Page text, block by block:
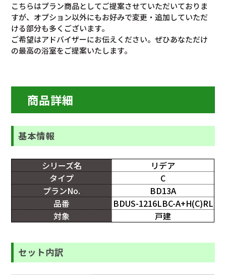
こちらはプラン商品としてご提案させていただいておりま
すが、オプション以外にもお好みで変更・追加していただ
ける部分も多くございます。
ご希望はアドバイザーにお伝えください。ぜひあなただけ
の最高の浴室をご提案いたします。
商品詳細
基本情報
シリーズ名
リデア
タイプ
C
プランNo.
BD13A
品番
BDUS-1216LBC-A+H(C)RL
対象
戸建
セット内訳